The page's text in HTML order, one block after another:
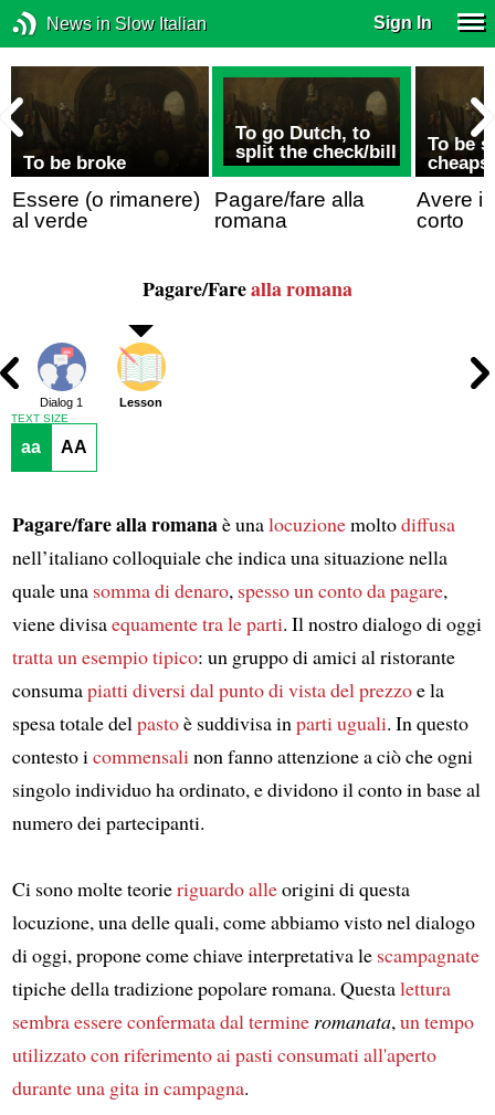
News in Slow Italian Sign In
To be broke
Essere (o rimanere)
al verde
To go Dutch, to
split the check/bill
Pagare/fare alla
romana
To be
Avere il
corto
Pagare/Farealla romana
Dialog 1 Lesson
TEXT SIZE
aa AA
Pagare/fare alla romanaè unalocuzionemoltodiffusa
nell’italiano colloquiale che indica una situazione nella
quale una somma di denaro, spesso un conto da pagare,
viene divisaequamente tra le parti. Il nostro dialogo di oggi
tratta un esempio tipico: un gruppo di amici al ristorante
consumapiatti diversi dal punto di vista del prezzoe la
spesa totale del pastoè suddivisa in parti uguali. In questo
contesto i commensali non fanno attenzione a ciò che ogni
singolo individuo ha ordinato, e dividono il conto in base al
numero dei partecipanti.
Ci sono molte teorieriguardo alleorigini di questa
locuzione, una delle quali, come abbiamo visto nel dialogo
di oggi, propone come chiave interpretativa le scampagnate
tipiche della tradizione popolare romana. Questalettura
sembra essere confermata dal termine romanata, un tempo
utilizzato con riferimento ai pasti consumati all'aperto
durante una gita in campagna.